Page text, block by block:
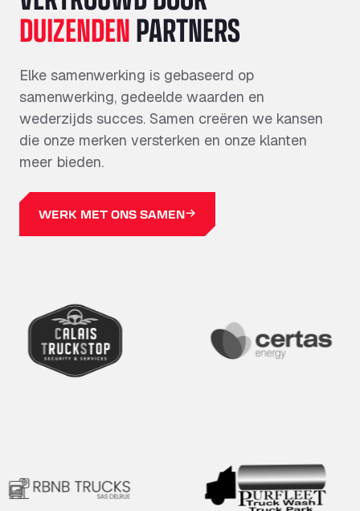
DUIZENDENPARTNERS
Elke samenwerking is gebaseerd op
samenwerking, gedeelde waarden en
wederzijds succes. Samen creëren we kansen
die onze merken versterken en onze klanten
meer bieden.
WERK MET ONS SAMEN